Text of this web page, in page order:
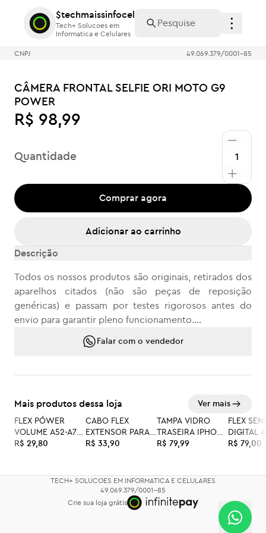
$techmaissinfocel
Tech+ Solucoes em
Informatica e Celulares
$techmaissinfocel
Tech+ Solucoes em
Informatica e Celulares
CNPJ 49.069.379/0001-85
CÂMERA FRONTAL SELFIE ORI MOTO G9
POWER
R$ 98,99
Quantidade
Comprar agora
Adicionar ao carrinho
Descrição
Todos os nossos produtos são originais, retirados dos
aparelhos citados (não são peças de reposição
genéricas) e passam por testes rigorosos antes do
envio para garantir pleno funcionamento.
As peças são muito bem embaladas, acompanhadas
embalagem é documentado com fotos e filmagens.
disposição.
Falar com o vendedor
Mais produtos dessa loja Ver mais
FLEX PÓWER
VOLUME A52-A72-
A525-A52S-S20FE
R$ 29,80
CABO FLEX
EXTENSOR PARA
A52 A526B
R$ 33,90
TAMPA VIDRO
TRASEIRA IPHONE
11 PRO
R$ 79,99
FLEX
DIGITAL
A307
R$ 79,00
TECH+ SOLUCOES EM INFORMATICA E CELULARES
49.069.379/0001-85
Crie sua loja grátis